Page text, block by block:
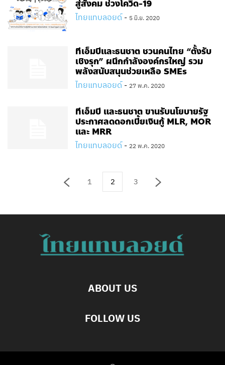
สู่สังคม ช่วงโควิด-19
ไทยแทบลอยด์ - 5 มิ.ย. 2020
ทีเอ็มบีและธนชาต ชวนคนไทย “ตั้งรับ
เชิงรุก” ผนึกกำลังองค์กรใหญ่ รวม
พลังสนับสนุนช่วยเหลือ SMEs
ไทยแทบลอยด์ - 27 พ.ค. 2020
ทีเอ็มบี และธนชาต ขานรับนโยบายรัฐ
ประกาศลดดอกเบี้ยเงินกู้ MLR, MOR
และ MRR
ไทยแทบลอยด์ - 22 พ.ค. 2020
1 2 3
ABOUT US
FOLLOW US